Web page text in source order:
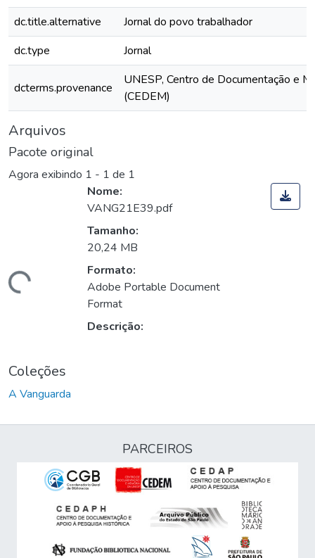
dc.title.alternative
Jornal do povo trabalhador
dc.type
Jornal
dcterms.provenance
UNESP, Centro de Documentação e
(CEDEM)
Arquivos
Pacote original
Agora exibindo 1 - 1 de 1
Nome:
VANG21E39.pdf
Tamanho:
20,24 MB
Formato:
Adobe Portable Document
Format
Descrição:
Coleções
A Vanguarda
PARCEIROS